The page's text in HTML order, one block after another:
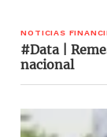
NOTICIAS
#Data |
nacional